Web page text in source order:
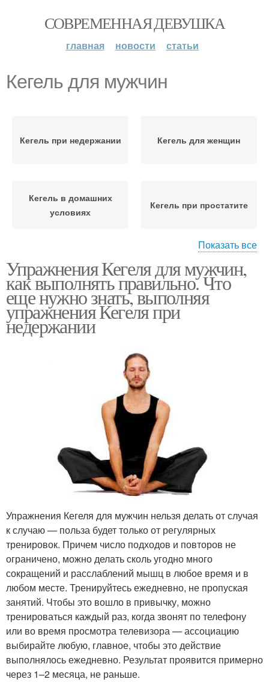
СОВРЕМЕННАЯ ДЕВУШКА
главная новости статьи
Кегель для мужчин
Кегель при недержании Кегель для женщин
Кегель в домашних
условиях
Кегель при простатите
Кегель при аденоме
потенции
Дно для мужчин
Показать все
Упражнения Кегеля для мужчин,
как выполнять правильно. Что
еще нужно знать, выполняя
упражнения Кегеля при
недержании
Упражнения Кегеля для мужчин нельзя делать от случая
к случаю — польза будет только от регулярных
тренировок. Причем число подходов и повторов не
ограничено, можно делать сколь угодно много
сокращений и расслаблений мышц в любое время и в
любом месте. Тренируйтесь ежедневно, не пропуская
занятий. Чтобы это вошло в привычку, можно
тренироваться каждый раз, когда звонят по телефону
или во время просмотра телевизора — ассоциацию
выбирайте любую, главное, чтобы это действие
выполнялось ежедневно. Результат проявится примерно
через 1–2 месяца, не раньше.